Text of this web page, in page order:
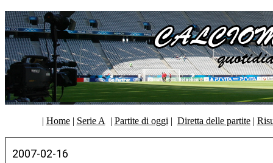
| Home| Serie A | Partite di oggi | Diretta delle partite|
2007-02-16